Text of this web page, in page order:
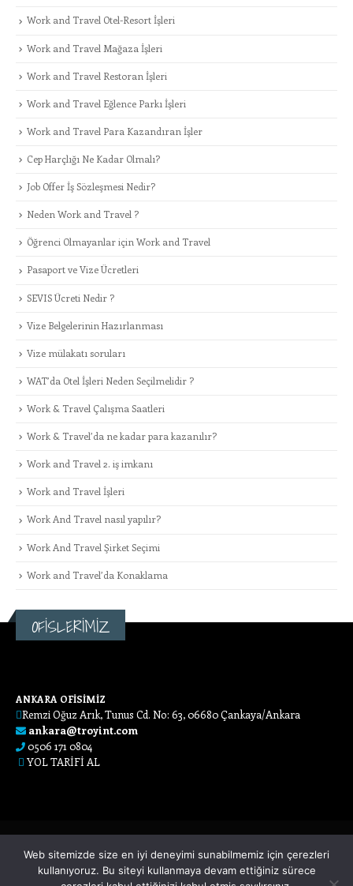
Work and Travel Otel-Resort İşleri
Work and Travel Mağaza İşleri
Work and Travel Restoran İşleri
Work and Travel Eğlence Parkı İşleri
Work and Travel Para Kazandıran İşler
Cep Harçlığı Ne Kadar Olmalı?
Job Offer İş Sözleşmesi Nedir?
Neden Work and Travel ?
Öğrenci Olmayanlar için Work and Travel
Pasaport ve Vize Ücretleri
SEVIS Ücreti Nedir ?
Vize Belgelerinin Hazırlanması
Vize mülakatı soruları
WAT’da Otel İşleri Neden Seçilmelidir ?
Work & Travel Çalışma Saatleri
Work & Travel’da ne kadar para kazanılır?
Work and Travel 2. iş imkanı
Work and Travel İşleri
Work And Travel nasıl yapılır?
Work And Travel Şirket Seçimi
Work and Travel’da Konaklama
OFİSLERİMİZ
ANKARA OFİSİMİZ
Remzi Oğuz Arık, Tunus Cd. No: 63, 06680 Çankaya/Ankara
ankara@troyint.com
0506 171 0804
YOL TARİFİ AL
Web sitemizde size en iyi deneyimi sunabilmemiz için çerezleri
kullanıyoruz. Bu siteyi kullanmaya devam ettiğiniz sürece